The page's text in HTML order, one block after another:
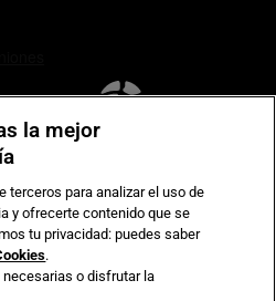
pagos electrónicos
la mejor
terceros para analizar el uso de
y ofrecerte contenido que se
tu privacidad: puedes saber
.
o disfrutar la